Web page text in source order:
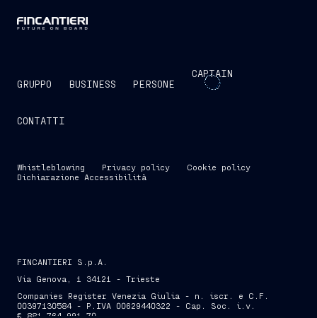
GRUPPO BUSINESS PERSONE
CAPTAIN
CONTATTI
Whistleblowing Privacy policy
Cookie policy
Dichiarazione Accessibilità
FINCANTIERI S.p.A.
Via Genova, 1 34121 - Trieste
Companies Register Venezia Giulia - n. iscr. e C.F.
00397130584 - P.IVA 00629440322 - Cap. Soc. i.v.
€ 881.764.991,70